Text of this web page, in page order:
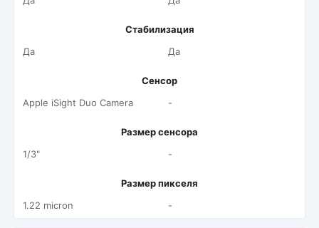
Стабилизация
Да
Да
Сенсор
Apple iSight Duo Camera
-
Размер сенсора
1/3"
-
Размер пикселя
1.22 micron
-